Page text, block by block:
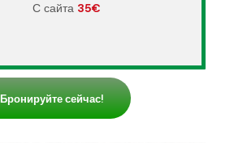
С сайта 35€
Бронируйте сейчас!